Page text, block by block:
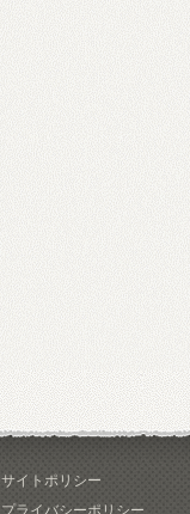
サイトポリシー
プライバシーポリシー